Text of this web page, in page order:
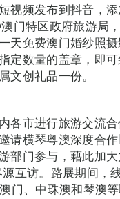
视频发布到抖音，
澳门特区政府旅游局
天免费澳门婚纱照摄
定数量的盖章，即
文创礼品一份。
各市进行旅游交流合
请横琴粤澳深度合
部门参与，藉此加
互访。路展期间，
门、中珠澳和琴澳等